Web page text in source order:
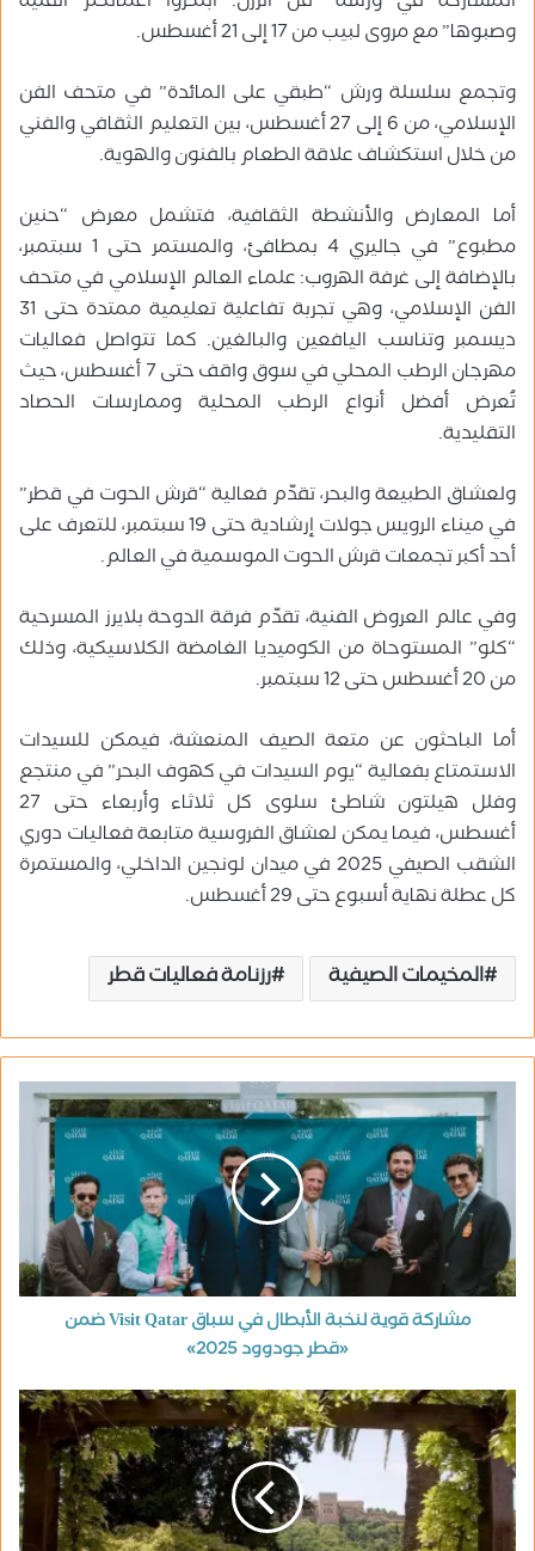
وصبوها” مع مروى لبيب من 17 إلى 21 أغسطس.
وتجمع سلسلة ورش “طبقي على المائدة” في متحف الفن
الإسلامي، من 6 إلى 27 أغسطس، بين التعليم الثقافي والفني
من خلال استكشاف علاقة الطعام بالفنون والهوية.
أما المعارض والأنشطة الثقافية، فتشمل معرض “حنين
مطبوع” في جاليري 4 بمطافئ، والمستمر حتى 1 سبتمبر،
بالإضافة إلى غرفة الهروب: علماء العالم الإسلامي في متحف
الفن الإسلامي، وهي تجربة تفاعلية تعليمية ممتدة حتى 31
ديسمبر وتناسب اليافعين والبالغين. كما تتواصل فعاليات
مهرجان الرطب المحلي في سوق واقف حتى 7 أغسطس، حيث
تُعرض أفضل أنواع الرطب المحلية وممارسات الحصاد
التقليدية.
ولعشاق الطبيعة والبحر، تقدّم فعالية “قرش الحوت في قطر”
في ميناء الرويس جولات إرشادية حتى 19 سبتمبر، للتعرف على
أحد أكبر تجمعات قرش الحوت الموسمية في العالم.
وفي عالم العروض الفنية، تقدّم فرقة الدوحة بلايرز المسرحية
“كلو” المستوحاة من الكوميديا الغامضة الكلاسيكية، وذلك
من 20 أغسطس حتى 12 سبتمبر.
أما الباحثون عن متعة الصيف المنعشة، فيمكن للسيدات
الاستمتاع بفعالية “يوم السيدات في كهوف البحر” في منتجع
وفلل هيلتون شاطئ سلوى كل ثلاثاء وأربعاء حتى 27
أغسطس، فيما يمكن لعشاق الفروسية متابعة فعاليات دوري
الشقب الصيفي 2025 في ميدان لونجين الداخلي، والمستمرة
كل عطلة نهاية أسبوع حتى 29 أغسطس.
المخيمات الصيفية رزنامة فعاليات قطر
مشاركة قوية لنخبة الأبطال في سباق Visit Qatar ضمن
«قطر جودوود 2025»